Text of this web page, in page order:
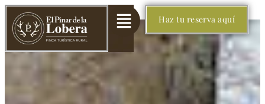
Haz tu reserva aquí